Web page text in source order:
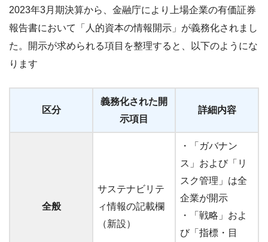
2023年3月期決算から、金融庁により上場企業の有価証券
報告書において「人的資本の情報開示」が義務化されまし
た。開示が求められる項目を整理すると、以下のようにな
ります
区分
義務化された開
示項目
詳細内容
全般
サステナビリテ
ィ情報の記載欄
（新設）
・「ガバナン
ス」および「リ
スク管理」は全
企業が開示
・「戦略」およ
び「指標・目